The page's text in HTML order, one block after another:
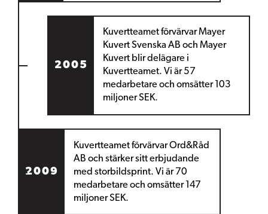
2005
Kuvertteamet förvärvar Mayer
Kuvert Svenska AB och Mayer
Kuvert blir delägare i
Kuvertteamet. Vi är 57
medarbetare och omsätter 103
miljoner SEK.
2009
Kuvertteamet förvärvar Ord&Råd
AB och stärker sitt erbjudande
med storbildsprint. Vi är 70
medarbetare och omsätter 147
miljoner SEK.